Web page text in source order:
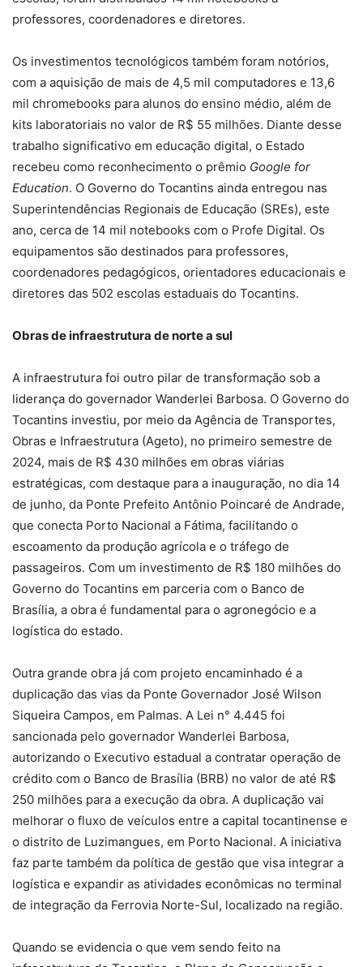
professores, coordenadores e diretores.
Os investimentos tecnológicos também foram notórios,
com a aquisição de mais de 4,5 mil computadores e 13,6
mil chromebooks para alunos do ensino médio, além de
kits laboratoriais no valor de R$ 55 milhões. Diante desse
trabalho significativo em educação digital, o Estado
recebeu como reconhecimento o prêmio Google for
Education. O Governo do Tocantins ainda entregou nas
Superintendências Regionais de Educação (SREs), este
ano, cerca de 14 mil notebooks com o Profe Digital. Os
equipamentos são destinados para professores,
coordenadores pedagógicos, orientadores educacionais e
diretores das 502 escolas estaduais do Tocantins.
Obras de infraestrutura de norte a sul
A infraestrutura foi outro pilar de transformação sob a
liderança do governador Wanderlei Barbosa. O Governo do
Tocantins investiu, por meio da Agência de Transportes,
Obras e Infraestrutura (Ageto), no primeiro semestre de
2024, mais de R$ 430 milhões em obras viárias
estratégicas, com destaque para a inauguração, no dia 14
de junho, da Ponte Prefeito Antônio Poincaré de Andrade,
que conecta Porto Nacional a Fátima, facilitando o
escoamento da produção agrícola e o tráfego de
passageiros. Com um investimento de R$ 180 milhões do
Governo do Tocantins em parceria com o Banco de
Brasília, a obra é fundamental para o agronegócio e a
logística do estado.
Outra grande obra já com projeto encaminhado é a
duplicação das vias da Ponte Governador José Wilson
Siqueira Campos, em Palmas. A Lei n° 4.445 foi
sancionada pelo governador Wanderlei Barbosa,
autorizando o Executivo estadual a contratar operação de
crédito com o Banco de Brasília (BRB) no valor de até R$
250 milhões para a execução da obra. A duplicação vai
melhorar o fluxo de veículos entre a capital tocantinense e
o distrito de Luzimangues, em Porto Nacional. A iniciativa
faz parte também da política de gestão que visa integrar a
logística e expandir as atividades econômicas no terminal
de integração da Ferrovia Norte-Sul, localizado na região.
Quando se evidencia o que vem sendo feito na